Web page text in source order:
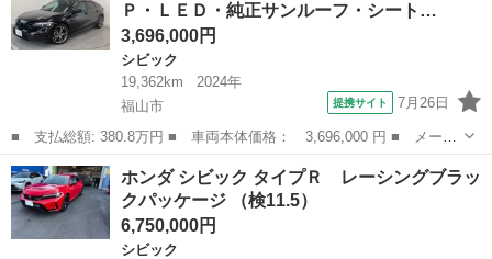
トヒーター...
Ｐ・ＬＥＤ・純正サンルーフ・シート…
3,696,000円
シビック
19,362km
2024年
福山市
提携サイト 7月26日
■ 支払総額: 380.8万円 ■ 車両本体価格： 3,696,000 円 ■ メーカ
ー名： ホンダ ■ 車種名： シビック ■ グレード名： ｅ：ＨＥ
ＶＥＸ デモカーＵＰ・ＬＥＤ・純正サンルーフ・シートヒーター・
純正ＡＷ...
広島 福山市 シビック
ホンダ シビック タイプＲ レーシングブラッ
クパッケージ （検11.5）
6,750,000円
シビック